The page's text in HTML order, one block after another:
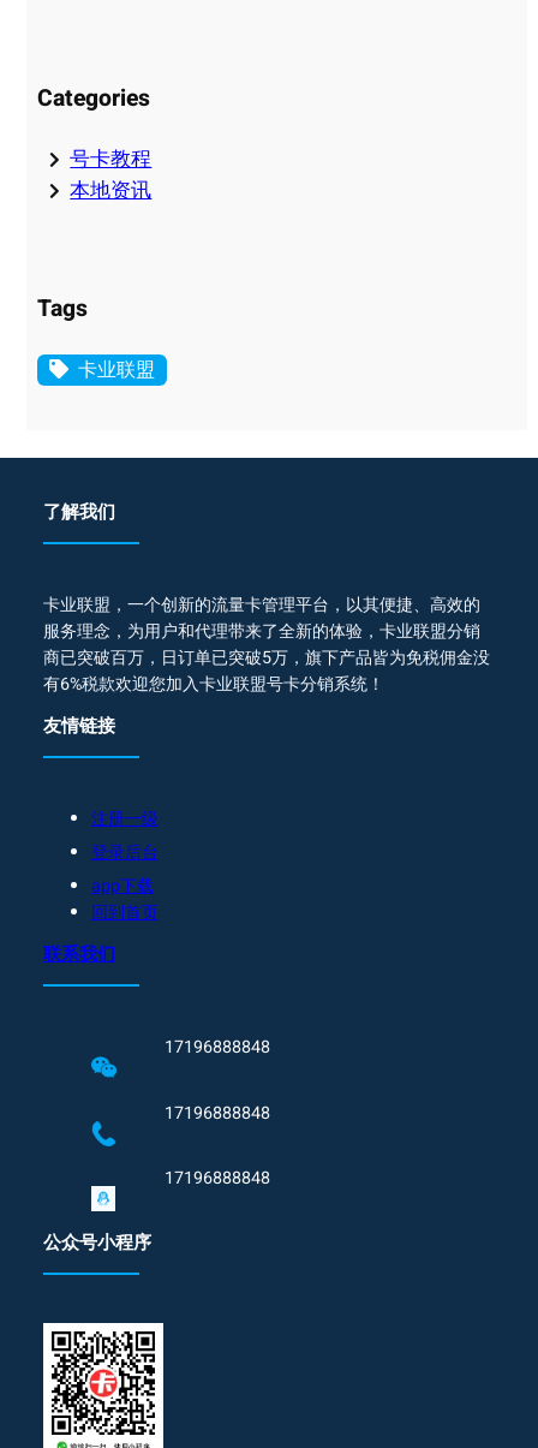
Categories
号卡教程
本地资讯
Tags
卡业联盟
了解我们
卡业联盟，一个创新的流量卡管理平台，以其便捷、高效的
服务理念，为用户和代理带来了全新的体验，卡业联盟分销
商已突破百万，日订单已突破5万，旗下产品皆为免税佣金没
有6%税款欢迎您加入卡业联盟号卡分销系统！
友情链接
注册一级
登录后台
app下载
回到首页
联系我们
17196888848
17196888848
17196888848
公众号小程序